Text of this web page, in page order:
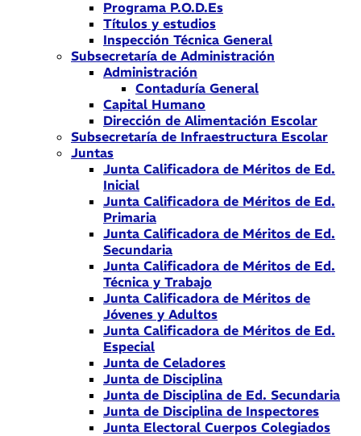
Programa P.O.D.Es
Títulos y estudios
Inspección Técnica General
Subsecretaría de Administración
Administración
Contaduría General
Capital Humano
Dirección de Alimentación Escolar
Subsecretaría de Infraestructura Escolar
Juntas
Junta Calificadora de Méritos de Ed.
Inicial
Junta Calificadora de Méritos de Ed.
Primaria
Junta Calificadora de Méritos de Ed.
Secundaria
Junta Calificadora de Méritos de Ed.
Técnica y Trabajo
Junta Calificadora de Méritos de
Jóvenes y Adultos
Junta Calificadora de Méritos de Ed.
Especial
Junta de Celadores
Junta de Disciplina
Junta de Disciplina de Ed. Secundaria
Junta de Disciplina de Inspectores
Junta Electoral Cuerpos Colegiados